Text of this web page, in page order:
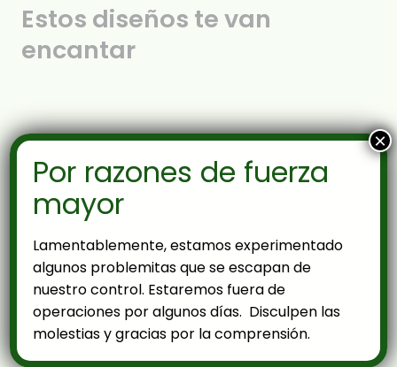
Estos diseños te van
encantar
Por razones de fuerza
mayor
Lamentablemente, estamos experimentado
algunos problemitas que se escapan de
nuestro control. Estaremos fuera de
operaciones por algunos días. Disculpen las
molestias y gracias por la comprensión.
×